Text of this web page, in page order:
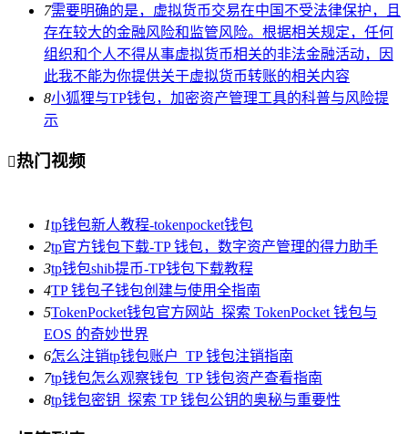
7需要明确的是，虚拟货币交易在中国不受法律保护，且
存在较大的金融风险和监管风险。根据相关规定，任何
组织和个人不得从事虚拟货币相关的非法金融活动，因
此我不能为你提供关于虚拟货币转账的相关内容
8小狐狸与TP钱包，加密资产管理工具的科普与风险提
示
热门视频
1tp钱包新人教程-tokenpocket钱包
2tp官方钱包下载-TP 钱包，数字资产管理的得力助手
3tp钱包shib提币-TP钱包下载教程
4TP 钱包子钱包创建与使用全指南
5TokenPocket钱包官方网站_探索 TokenPocket 钱包与
EOS 的奇妙世界
6怎么注销tp钱包账户_TP 钱包注销指南
7tp钱包怎么观察钱包_TP 钱包资产查看指南
8tp钱包密钥_探索 TP 钱包公钥的奥秘与重要性